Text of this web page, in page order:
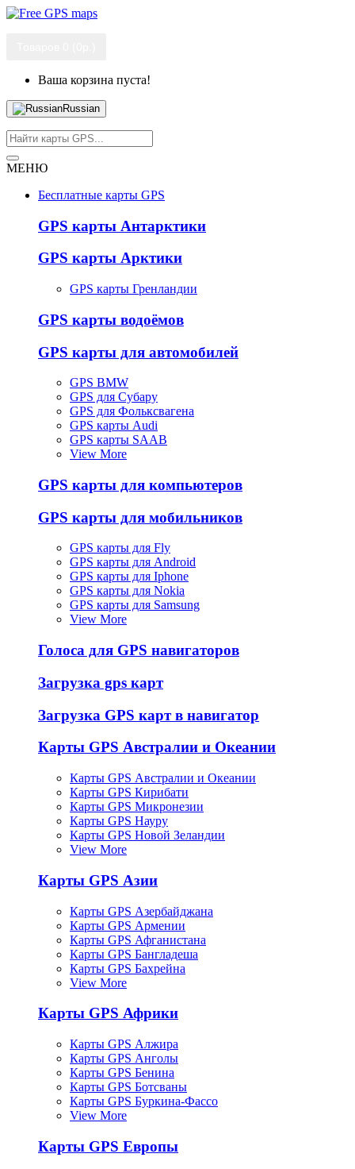
Ваша корзина пуста!
Russian
МЕНЮ
Бесплатные карты GPS
GPS карты Антарктики
GPS карты Арктики
GPS карты Гренландии
GPS карты водоёмов
GPS карты для автомобилей
GPS BMW
GPS для Субару
GPS для Фольксвагена
GPS карты Audi
GPS карты SAAB
View More
GPS карты для компьютеров
GPS карты для мобильников
GPS карты для Fly
GPS карты для Android
GPS карты для Iphone
GPS карты для Nokia
GPS карты для Samsung
View More
Голоса для GPS навигаторов
Загрузка gps карт
Загрузка GPS карт в навигатор
Карты GPS Австралии и Океании
Карты GPS Австралии и Океании
Карты GPS Кирибати
Карты GPS Микронезии
Карты GPS Науру
Карты GPS Новой Зеландии
View More
Карты GPS Азии
Карты GPS Азербайджана
Карты GPS Армении
Карты GPS Афганистана
Карты GPS Бангладеша
Карты GPS Бахрейна
View More
Карты GPS Африки
Карты GPS Алжира
Карты GPS Анголы
Карты GPS Бенина
Карты GPS Ботсваны
Карты GPS Буркина-Фассо
View More
Карты GPS Европы